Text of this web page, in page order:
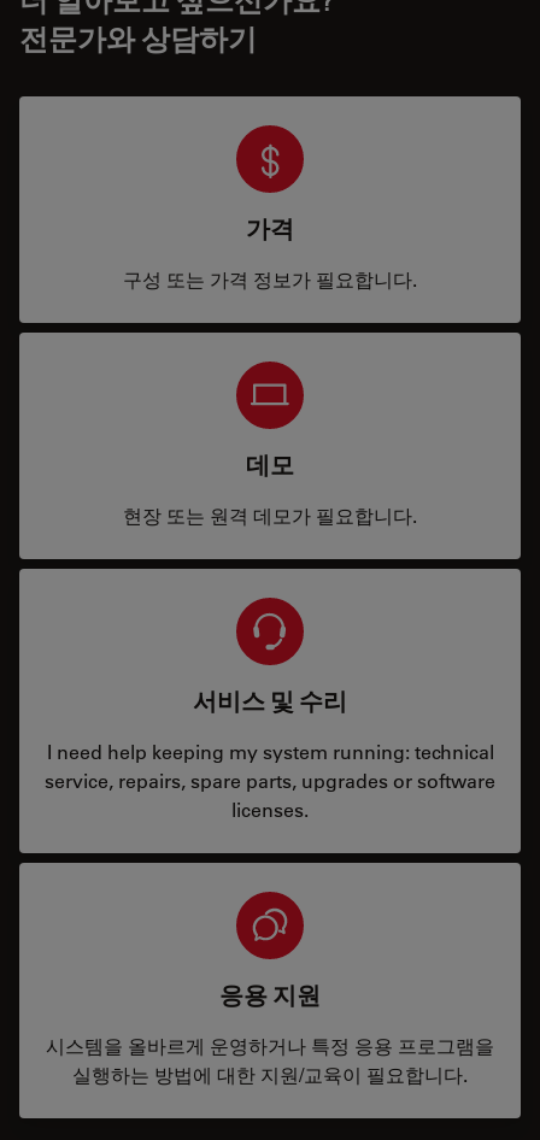
전문가와 상담하기
가격
구성 또는 가격 정보가 필요합니다.
데모
현장 또는 원격 데모가 필요합니다.
서비스 및 수리
I need help keeping my system running: technical
service, repairs, spare parts, upgrades or software
licenses.
응용 지원
시스템을 올바르게 운영하거나 특정 응용 프로그램을
실행하는 방법에 대한 지원/교육이 필요합니다.